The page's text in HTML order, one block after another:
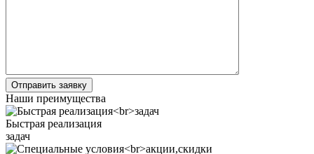
Наши преимущества
Быстрая реализация
задач